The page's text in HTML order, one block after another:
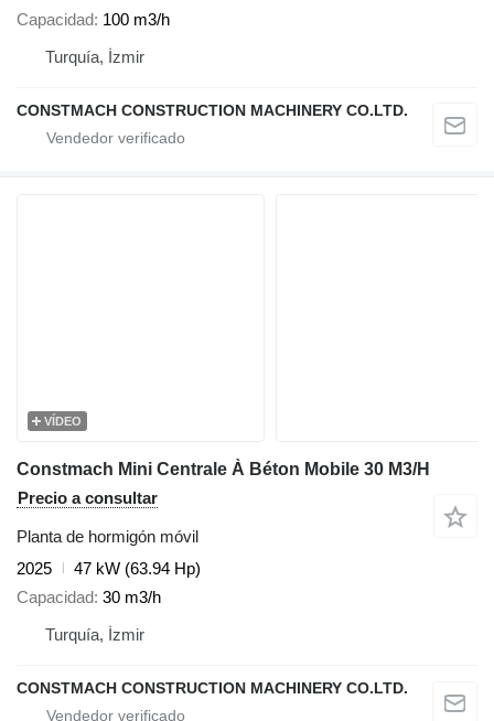
Capacidad 100 m3/h
Turquía, İzmir
CONSTMACH CONSTRUCTION MACHINERY CO.LTD.
VÍDEO
Constmach Mini Centrale À Béton Mobile 30 M3/H
Precio a consultar
Planta de hormigón móvil
2025
47 kW (63.94 Hp)
Capacidad 30 m3/h
Turquía, İzmir
CONSTMACH CONSTRUCTION MACHINERY CO.LTD.